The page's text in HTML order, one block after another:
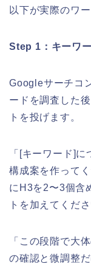
以下が実際のワ
Step 1：キーワ
Googleサーチコ
ードを調査した
トを投げます。
「[キーワード]
構成案を作って
にH3を2〜3個含
トを加えてくださ
「この段階で大
の確認と微調整